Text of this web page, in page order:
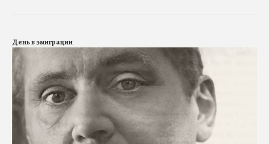
День в эмиграции